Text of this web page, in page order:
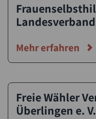
Meersburg
Mehr erfahren
Freie Wähler
Überlingen e. V.